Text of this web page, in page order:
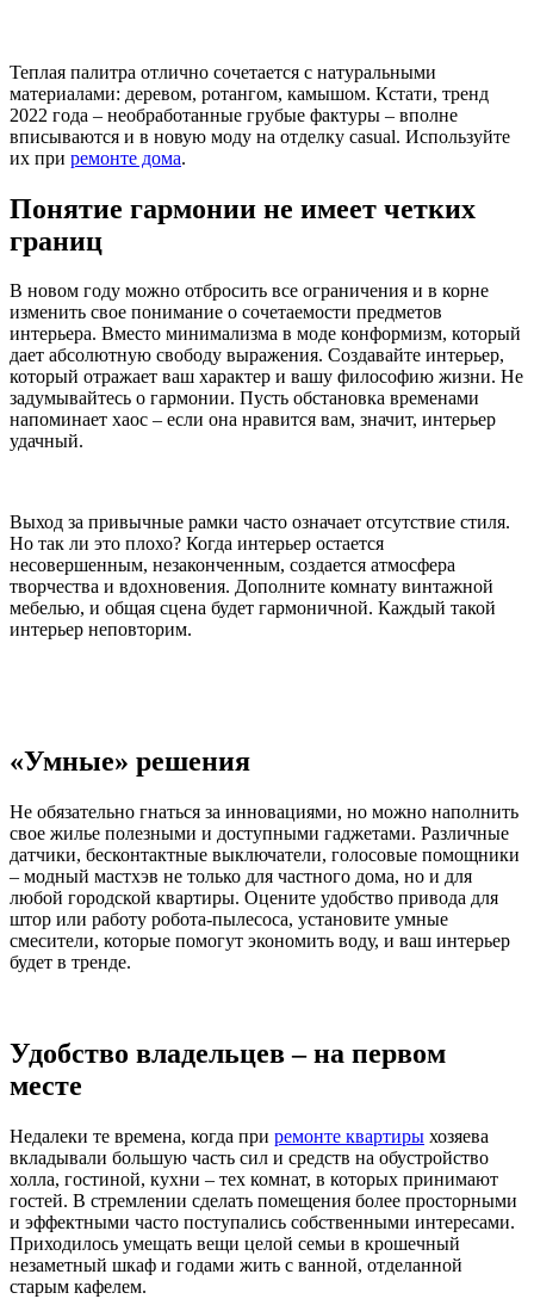
Теплая палитра отлично сочетается с натуральными
материалами: деревом, ротангом, камышом. Кстати, тренд
2022 года – необработанные грубые фактуры – вполне
вписываются и в новую моду на отделку casual. Используйте
их при ремонте дома.
Понятие гармонии не имеет четких
границ
В новом году можно отбросить все ограничения и в корне
изменить свое понимание о сочетаемости предметов
интерьера. Вместо минимализма в моде конформизм, который
дает абсолютную свободу выражения. Создавайте интерьер,
который отражает ваш характер и вашу философию жизни. Не
задумывайтесь о гармонии. Пусть обстановка временами
напоминает хаос – если она нравится вам, значит, интерьер
удачный.
Выход за привычные рамки часто означает отсутствие стиля.
Но так ли это плохо? Когда интерьер остается
несовершенным, незаконченным, создается атмосфера
творчества и вдохновения. Дополните комнату винтажной
мебелью, и общая сцена будет гармоничной. Каждый такой
интерьер неповторим.
«Умные» решения
Не обязательно гнаться за инновациями, но можно наполнить
свое жилье полезными и доступными гаджетами. Различные
датчики, бесконтактные выключатели, голосовые помощники
– модный мастхэв не только для частного дома, но и для
любой городской квартиры. Оцените удобство привода для
штор или работу робота-пылесоса, установите умные
смесители, которые помогут экономить воду, и ваш интерьер
будет в тренде.
Удобство владельцев – на первом
месте
Недалеки те времена, когда при ремонте квартиры хозяева
вкладывали большую часть сил и средств на обустройство
холла, гостиной, кухни – тех комнат, в которых принимают
гостей. В стремлении сделать помещения более просторными
и эффектными часто поступались собственными интересами.
Приходилось умещать вещи целой семьи в крошечный
незаметный шкаф и годами жить с ванной, отделанной
старым кафелем.